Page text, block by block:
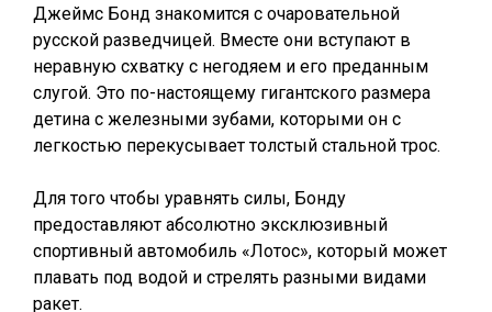
Джеймс Бонд знакомится с очаровательной
русской разведчицей. Вместе они вступают в
неравную схватку с негодяем и его преданным
слугой. Это по-настоящему гигантского размера
детина с железными зубами, которыми он с
легкостью перекусывает толстый стальной трос.
Для того чтобы уравнять силы, Бонду
предоставляют абсолютно эксклюзивный
спортивный автомобиль «Лотос», который может
плавать под водой и стрелять разными видами
ракет.